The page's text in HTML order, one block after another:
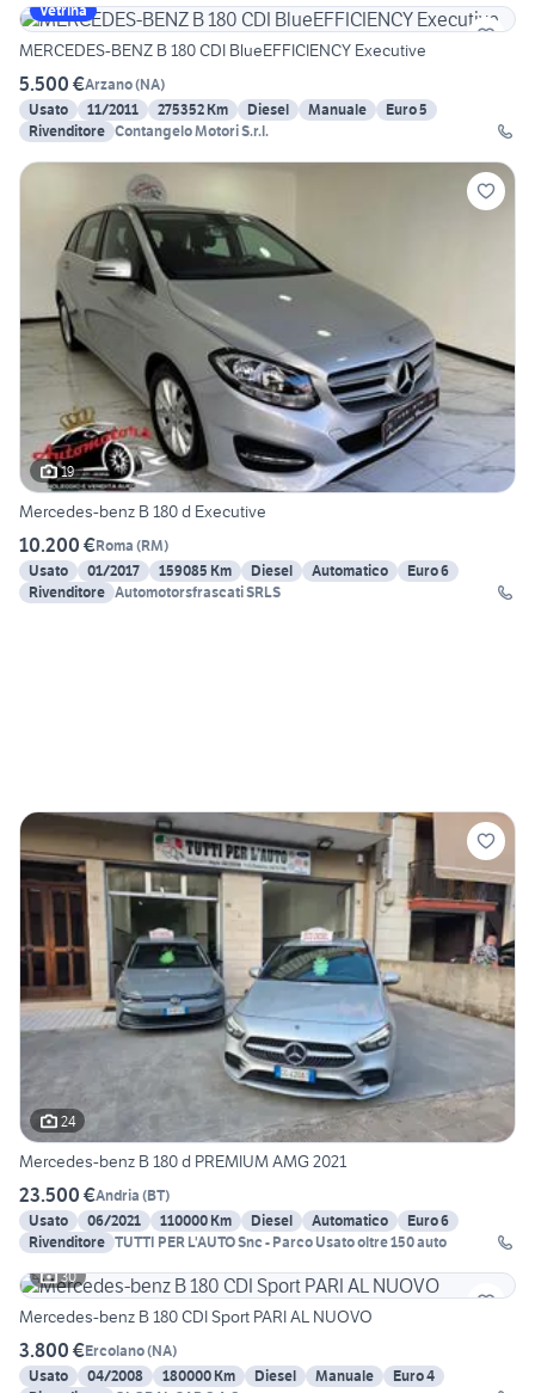
Vetrina
MERCEDES-BENZ B 180 CDI BlueEFFICIENCY Executive
5.500 €Arzano(NA)
Usato
11/2011 275352 Km Diesel Manuale
Euro 5
Rivenditore Contangelo Motori S.r.l.
19
Mercedes-benz B 180 d Executive
10.200 €Roma (RM)
Usato
01/2017 159085 Km Diesel Automatico
Euro 6
Rivenditore Automotorsfrascati SRLS
24
Mercedes-benz B 180 d PREMIUM AMG 2021
23.500 €Andria (BT)
Usato
06/2021 110000 Km Diesel Automatico
Euro 6
Rivenditore TUTTI PER L'AUTO Snc - Parco Usato oltre 150 auto
30
Mercedes-benz B 180 CDI Sport PARI AL NUOVO
3.800 €Ercolano(NA)
Usato
04/2008 180000 Km Diesel Manuale
Euro 4